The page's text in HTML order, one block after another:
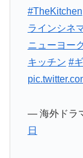
#TheKitchen
ラインシネ
ニューヨー
キッチン #
— 海外ドラ
日